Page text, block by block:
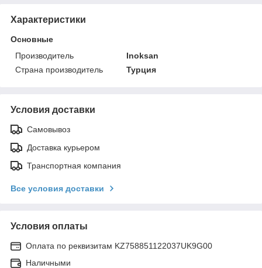
Характеристики
Основные
Производитель
Inoksan
Страна производитель
Турция
Условия доставки
Самовывоз
Доставка курьером
Транспортная компания
Все условия доставки
Условия оплаты
Оплата по реквизитам KZ758851122037UK9G00
Наличными